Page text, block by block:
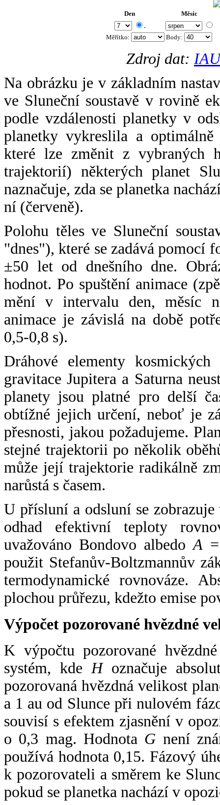
Den Měsíc
.
Měřítko: Body:
Zdroj dat:
Na obrázku je v základním
ve Sluneční soustavě v rovině
podle vzdálenosti planetky v
planetky vykreslila a
které lze změnit z vybraných
trajektorií) některých planet
naznačuje, zda se planetka
ní (červeně).
Polohu těles ve Sluneční
"dnes"), které se zadává pomocí
±50 let od dnešního dne.
hodnot. Po spuštění animace
mění v intervalu den, měsíc
animace je závislá na době
0,5-0,8 s).
Dráhové elementy
gravitace Jupitera a Saturna
planety jsou platné pro delší
obtížné jejich určení, neboť je
přesnosti, jakou požadujeme.
stejné trajektorii po několik
může její trajektorie radikálně
narůstá s časem.
U přísluní a odsluní se
odhad efektivní teploty
uvažováno Bondovo albedoA
použit Stefanův-Boltzmannův
termodynamické rovnováze.
plochou průřezu, kdežto emise
Výpočet pozorované hvězdné
K výpočtu pozorované
systém, kde Hoznačuje
pozorovaná hvězdná velikost
a 1 au od Slunce při nulovém
souvisí s efektem zjasnění v
o 0,3 mag. Hodnota G není
používá hodnota 0,15. Fázový
k pozorovateli a směrem ke
pokud se planetka nachází v